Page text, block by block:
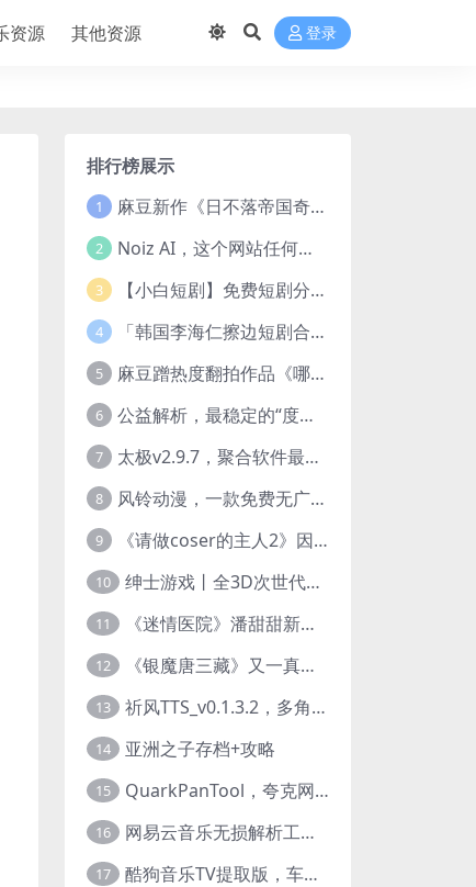
资源 其他资源 登录
排行榜展示
1 麻豆新作《日不落帝国奇欲记》流出，已解除登录验证！
2 Noiz AI，这个网站任何声音都能克隆，完全免费
3 【小白短剧】免费短剧分享2025年1月3日
4 「韩国李海仁擦边短剧合集【15部中字54部原版】
5 麻豆蹭热度翻拍作品《哪吒之淫邪三龙女大战真阳魔童》 已上线
6 公益解析，最稳定的“度盘”直链解析站，突破速度限制
7 太极v2.9.7，聚合软件最新版，25+源也非常猛了！
8 风铃动漫，一款免费无广告的电脑端追番神器！
9 《请做coser的主人2》因“C度大”被Steam下架的真人美女互动游戏！
10 绅士游戏丨全3D次世代的黄油大作， 细腻逼真的双人互动狂想曲！
11 《迷情医院》潘甜甜新作？有点刺激的真人美女互动游戏
12 《银魔唐三藏》又一真人美女互动游戏，堪比M豆！
13 祈风TTS_v0.1.3.2，多角色Ai配音神器，丰富的热门音色
14 亚洲之子存档+攻略
15 QuarkPanTool，夸克网盘链接批量转存、分享和下载工具
16 网易云音乐无损解析工具，超清母带音质免费下载
17 酷狗音乐TV提取版，车机+安卓+TV三端会员互通